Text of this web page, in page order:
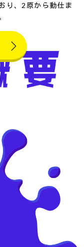
り、2原から動仕ま